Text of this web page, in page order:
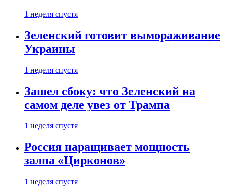
1 неделя спустя
Зеленский готовит вымораживание
Украины
1 неделя спустя
Зашел сбоку: что Зеленский на
самом деле увез от Трампа
1 неделя спустя
Россия наращивает мощность
залпа «Цирконов»
1 неделя спустя